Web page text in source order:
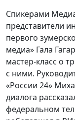
Спикерами
представители
первого
медиа» Гала
мастер-класс о
с ними.
«России 24»
диалога
федеральном